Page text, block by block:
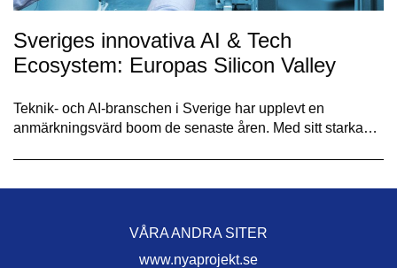
Sveriges innovativa AI & Tech
Ecosystem: Europas Silicon Valley
Teknik- och AI-branschen i Sverige har upplevt en
anmärkningsvärd boom de senaste åren. Med sitt starka…
VÅRA ANDRA SITER
www.nyaprojekt.se